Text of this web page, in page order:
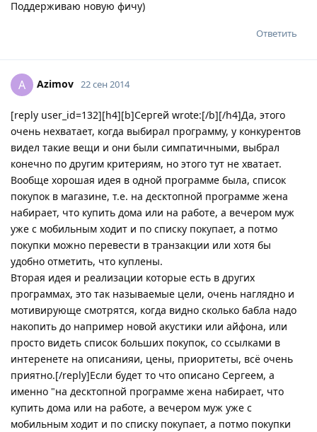
Поддерживаю новую фичу)
Ответить
A Azimov 22 сен 2014
[reply user_id=132][h4][b]Сергей wrote:[/b][/h4]Да, этого
очень нехватает, когда выбирал программу, у конкурентов
видел такие вещи и они были симпатичными, выбрал
конечно по другим критериям, но этого тут не хватает.
Вообще хорошая идея в одной программе была, список
покупок в магазине, т.е. на десктопной программе жена
набирает, что купить дома или на работе, а вечером муж
уже с мобильным ходит и по списку покупает, а потмо
покупки можно перевести в транзакции или хотя бы
удобно отметить, что куплены.
Вторая идея и реализации которые есть в других
программах, это так называемые цели, очень наглядно и
мотивирующе смотрятся, когда видно сколько бабла надо
накопить до например новой акустики или айфона, или
просто видеть список больших покупок, со ссылками в
интеренете на описанияи, цены, приоритеты, всё очень
приятно.[/reply]Если будет то что описано Сергеем, а
именно "на десктопной программе жена набирает, что
купить дома или на работе, а вечером муж уже с
мобильным ходит и по списку покупает, а потмо покупки